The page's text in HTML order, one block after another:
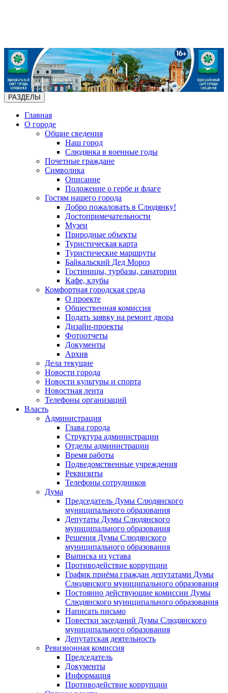
РАЗДЕЛЫ
Главная
О городе
Общие сведения
Наш город
Слюдянка в военные годы
Почетные граждане
Символика
Описание
Положение о гербе и флаге
Гостям нашего города
Добро пожаловать в Слюдянку!
Достопримечательности
Музеи
Природные объекты
Туристическая карта
Туристические маршруты
Байкальский Дед Мороз
Гостиницы, турбазы, санатории
Кафе, клубы
Комфортная городская среда
О проекте
Общественная комиссия
Подать заявку на ремонт двора
Дизайн-проекты
Фотоотчеты
Документы
Архив
Дела текущие
Новости города
Новости культуры и спорта
Новостная лента
Телефоны организаций
Власть
Администрация
Глава города
Структура администрации
Отделы администрации
Время работы
Подведомственные учреждения
Реквизиты
Телефоны сотрудников
Дума
Председатель Думы Слюдянского
муниципального образования
Депутаты Думы Слюдянского
муниципального образования
Решения Думы Слюдянского
муниципального образования
Выписка из устава
Противодействие коррупции
График приёма граждан депутатами Думы
Слюдянского муниципального образования
Постоянно действующие комиссии Думы
Слюдянского муниципального образования
Написать письмо
Повестки заседаний Думы Слюдянского
муниципального образования
Депутатская деятельность
Ревизионная комиссия
Председатель
Документы
Информация
Противодействие коррупции